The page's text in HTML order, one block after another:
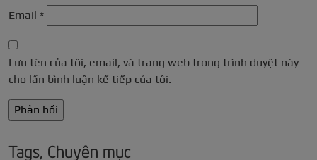
Email *
Lưu tên của tôi, email, và trang web trong trình duyệt này
cho lần bình luận kế tiếp của tôi.
Tags, Chuyên mục